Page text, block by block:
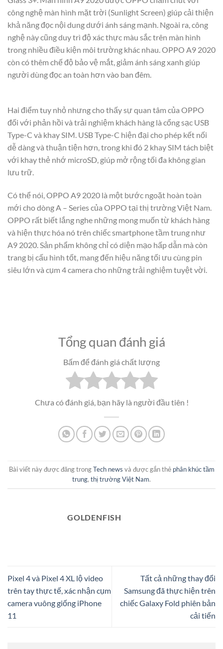
công nghệ màn hình mặt trời (Sunlight Screen) giúp cải thiện
khả năng đọc nội dung dưới ánh sáng mạnh. Ngoài ra, công
nghệ này cũng duy trì độ xác thực màu sắc trên màn hình
trong nhiều điều kiện môi trường khác nhau. OPPO A9 2020
còn có thêm chế độ bảo vệ mắt, giảm ánh sáng xanh giúp
người dùng đọc an toàn hơn vào ban đêm.
Hai điểm tuy nhỏ nhưng cho thấy sự quan tâm của OPPO
đối với phản hồi và trải nghiệm khách hàng là cổng sạc USB
Type-C và khay SIM. USB Type-C hiện đại cho phép kết nối
dễ dàng và thuận tiện hơn, trong khi đó 2 khay SIM tách biệt
với khay thẻ nhớ microSD, giúp mở rộng tối đa không gian
lưu trữ.
Có thể nói, OPPO A9 2020 là một bước ngoặt hoàn toàn
mới cho dòng A – Series của OPPO tại thị trường Việt Nam.
OPPO rất biết lắng nghe những mong muốn từ khách hàng
và hiện thực hóa nó trên chiếc smartphone tầm trung như
A9 2020. Sản phẩm không chỉ có diện mạo hấp dẫn mà còn
trang bị cấu hình tốt, mang đến hiệu năng tối ưu cùng pin
siêu lớn và cụm 4 camera cho những trải nghiệm tuyệt vời.
Tổng quan đánh giá
Bấm để đánh giá chất lượng
Chưa có đánh giá, bạn hãy là người đầu tiên !
Bài viết này được đăng trongTech news và được gắn thẻ phân khúc tầm
trung, thị trường Việt Nam.
GOLDENFISH
Pixel 4 và Pixel 4 XL lộ video
trên tay thực tế, xác nhận cụm
camera vuông giống iPhone
11
Tất cả những thay đổi
Samsung đã thực hiện trên
chiếc Galaxy Fold phiên bản
cải tiến